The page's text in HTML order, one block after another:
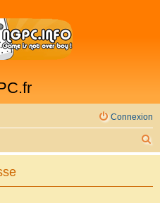
Connexion
e